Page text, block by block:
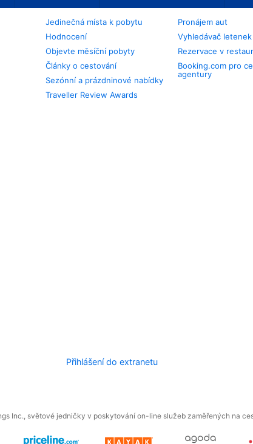
Jedinečná místa k pobytu
Hodnocení
Objevte měsíční pobyty
Články o cestování
Sezónní a prázdninové nabídky
Traveller Review Awards
Pronájem aut
Vyhledávač letenek
Rezervace v
Booking.com pro
agentury
Přihlášení do extranetu
Inc., světové jedničky v poskytování on-line služeb zaměřených na